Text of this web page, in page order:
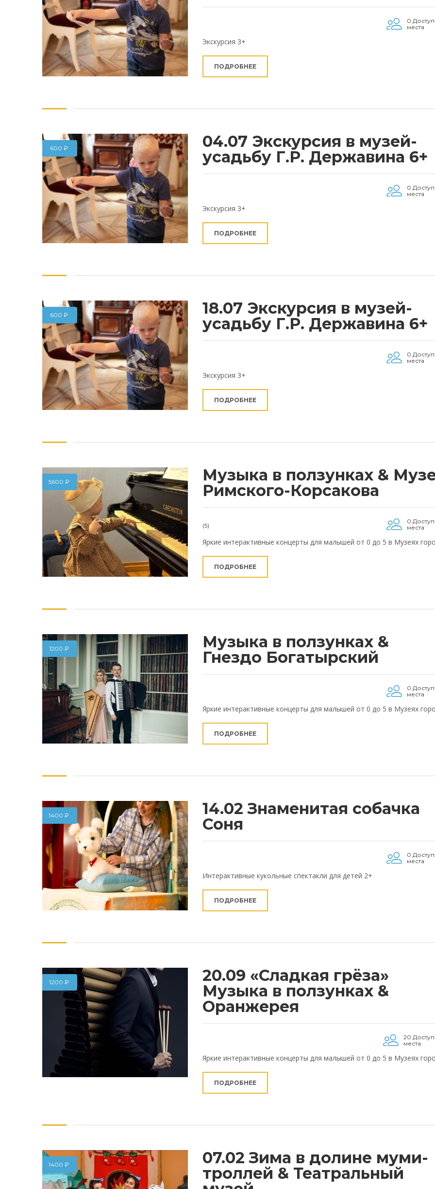
0
места
Экскурсия 3+
ПОДРОБНЕЕ
600 ₽
04.07 Экскурсия в музей-
усадьбу Г.Р. Державина 6+
0
места
Экскурсия 3+
ПОДРОБНЕЕ
600 ₽
18.07 Экскурсия в музей-
усадьбу Г.Р. Державина 6+
0
места
Экскурсия 3+
ПОДРОБНЕЕ
5600 ₽
Музыка в ползунках &
Римского-Корсакова
(5)
0
места
Яркие интерактивные концерты для малышей от 0 до 5 в Музеях
ПОДРОБНЕЕ
1200 ₽
Музыка в ползунках &
Гнездо Богатырский
0
места
Яркие интерактивные концерты для малышей от 0 до 5 в Музеях
ПОДРОБНЕЕ
1400 ₽
14.02 Знаменитая собачка
Соня
0
места
Интерактивные кукольные спектакли для детей 2+
ПОДРОБНЕЕ
1200 ₽
20.09 «Сладкая грёза»
Музыка в ползунках &
Оранжерея
20
места
Яркие интерактивные концерты для малышей от 0 до 5 в Музеях
ПОДРОБНЕЕ
1400 ₽
07.02 Зима в долине муми-
троллей & Театральный